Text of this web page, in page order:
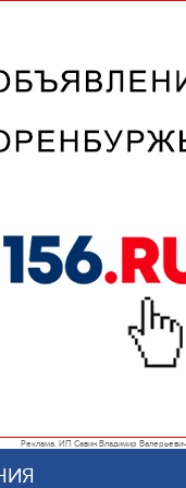
Реклама. ИП Савин Владимир Валерьевич